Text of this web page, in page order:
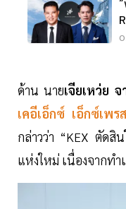
ด้าน นายเจียเหว่ย จ
เคอีเอ็กซ์ เอ็กซ์เพ
กล่าวว่า “KEX ตัดสิ
แห่งใหม่ เนื่องจากทำ